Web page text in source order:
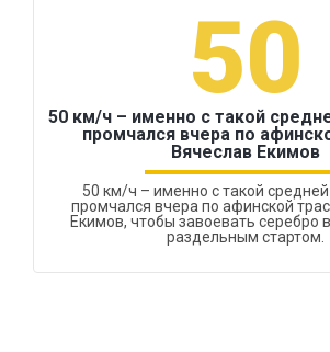
50
50 км/ч – именно с такой
промчался вчера по
Вячеслав Екимов
50 км/ч – именно с такой
промчался вчера по афинской
Екимов, чтобы завоевать серебро
раздельным стартом.